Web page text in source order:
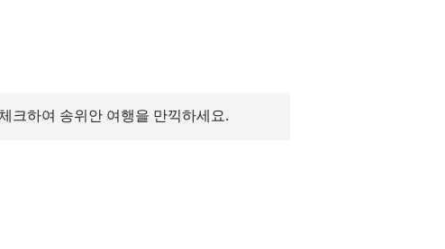
크하여 송위안 여행을 만끽하세요.